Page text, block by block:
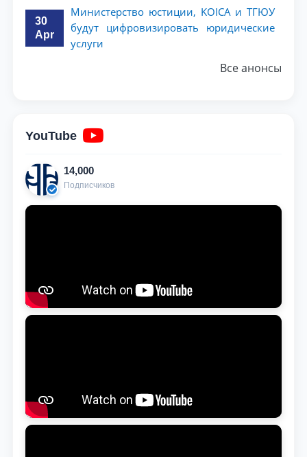
задач, определённых в Послании
Президента Республики Узбекистан
Шавкат Мирзиёев Олий Мажлису и
30
Apr
Министерство юстиции, KOICA и ТГЮУ
будут цифровизировать юридические
услуги
Все анонсы
YouTube
14,000
Подписчиков